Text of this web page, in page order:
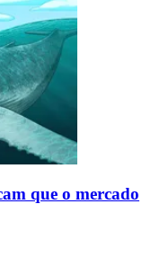
que o mercado